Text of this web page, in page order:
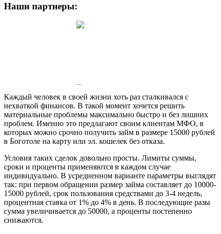
Очень понравилась работа данной
компании! Возникла проблема с
деньгами абсолютно в чужом городе,
перевод ждать дого а...
Наши партнеры:
Каждый человек в своей жизни хоть раз сталкивался с
нехваткой финансов. В такой момент хочется решить
материальные проблемы максимально быстро и без лишних
проблем. Именно это предлагают своим клиентам МФО, в
которых можно срочно получить займ в размере 15000 рублей
в Боготоле на карту или эл. кошелек без отказа.
Условия таких сделок довольно просты. Лимиты суммы,
сроки и проценты применяются в каждом случае
индивидуально. В усредненном варианте параметры выглядят
так: при первом обращении размер займа составляет до 10000-
15000 рублей, срок пользования средствами до 3-4 недель,
процентная ставка от 1% до 4% в день. В последующие разы
сумма увеличивается до 50000, а проценты постепенно
снижаются.